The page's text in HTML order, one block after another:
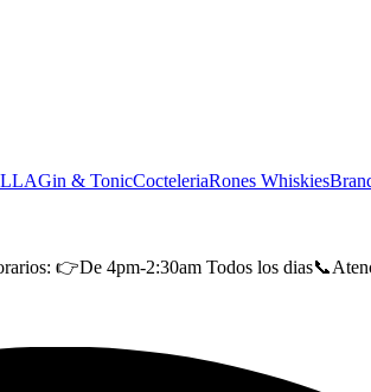
Gin & TonicCocteleriaRones Whiskies
👉De 4pm-2:30am Todos los